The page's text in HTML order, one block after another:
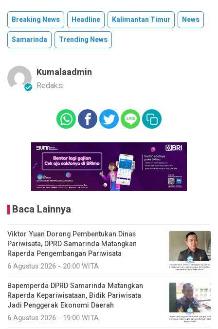
Breaking News Headline Kalimantan Timur
News
Samarinda
Trending News
Kumalaadmin
Redaksi
Baca Lainnya
Viktor Yuan Dorong Pembentukan Dinas
Pariwisata, DPRD Samarinda Matangkan
Raperda Pengembangan Pariwisata
6 Agustus 2026 - 20:00 WITA
Bapemperda DPRD Samarinda Matangkan
Raperda Kepariwisataan, Bidik Pariwisata
Jadi Penggerak Ekonomi Daerah
6 Agustus 2026 - 19:00 WITA